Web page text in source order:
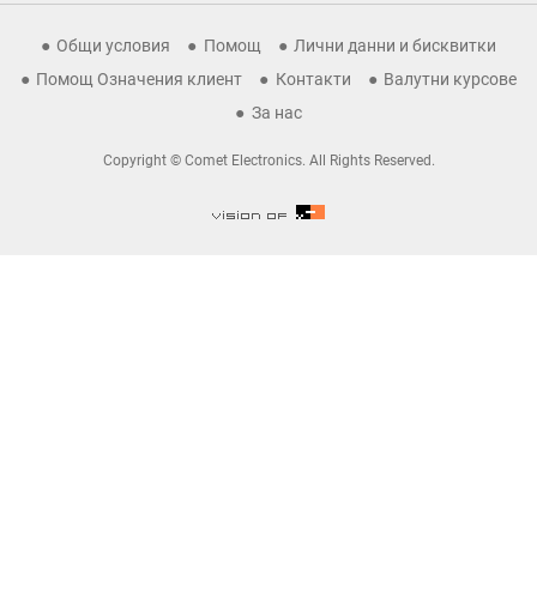
Общи условия Помощ
Лични данни и бисквитки
Помощ Означения клиент
Контакти
Валутни курсове
За нас
Copyright © Comet Electronics. All Rights Reserved.